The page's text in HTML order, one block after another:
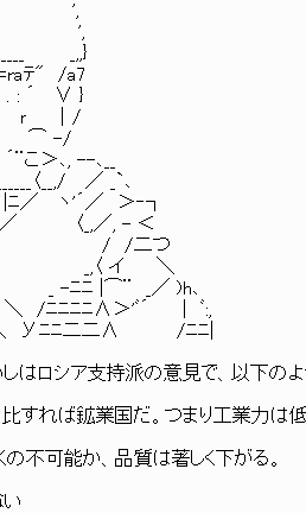
. ',
. ',
_,,}
/a7
∨ }
｜/
⌒ -/
､, --､__
__,/ ／ _`､
ヽ'´／ ＞‐┐
〈_,／, - ＜
i: : / / /二つ
_,〈 イ ＼
-ﾆﾆ |⌒¨ _／ )h､
/ﾆﾆﾆﾆ∧＞'ﾞ´ ｜ ﾞ:,
Уﾆﾆ二二∧ /ﾆﾆ|
はロシア支持派の意見で、以下のよ
すれば鉱業国だ。つまり工業力は
不可能か、品質は著しく下がる。
い